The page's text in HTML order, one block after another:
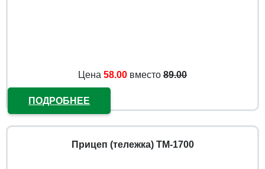
Цена 58.00 вместо 89.00
ПОДРОБНЕЕ
Прицеп (тележка) ТМ-1700